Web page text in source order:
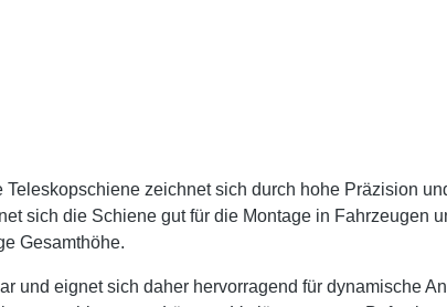
zeichnet sich durch hohe Präzision
sich die Schiene gut für die Montage in Fahrzeugen
Gesamthöhe.
und eignet sich daher hervorragend für dynamische